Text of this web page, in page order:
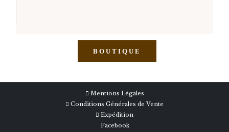
BOUTIQUE
Mentions Légales
Conditions Générales de Vente
Expédition
Facebook